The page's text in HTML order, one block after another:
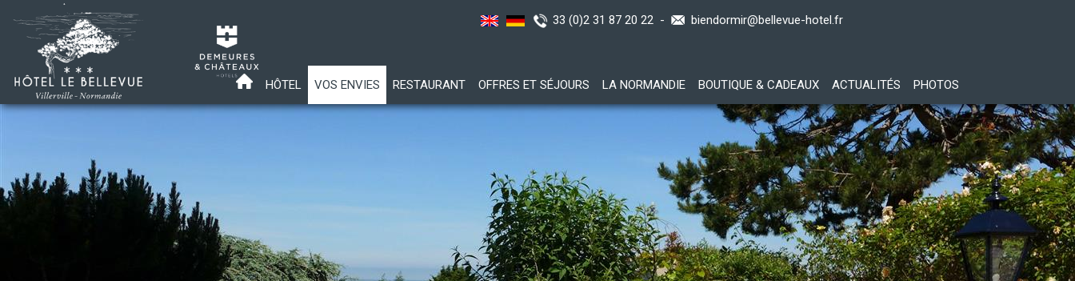
biendormir@bellevue-hotel.fr
33 (0)2 31 87 20 22 -
HÔTEL VOS ENVIES RESTAURANT OFFRES ET SÉJOURS LA NORMANDIE BOUTIQUE & CADEAUX ACTUALITÉS PHOTOS